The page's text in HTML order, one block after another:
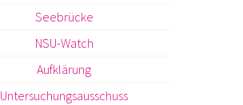
Seebrücke
NSU-Watch
Aufklärung
Untersuchungsausschuss